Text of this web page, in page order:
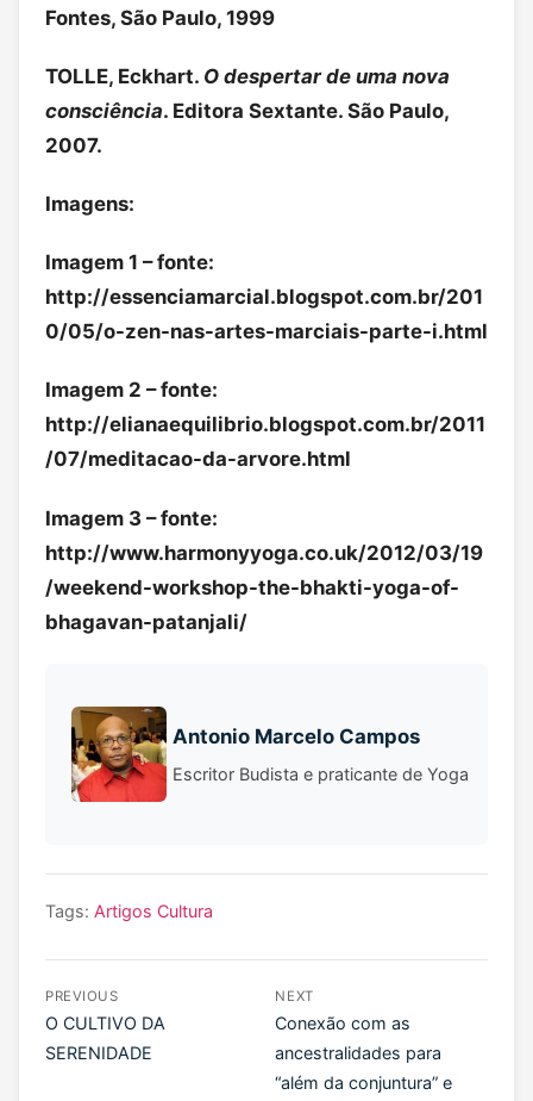
Fontes, São Paulo, 1999
TOLLE, Eckhart. O despertar de uma nova
consciência. Editora Sextante. São Paulo,
2007.
Imagens:
Imagem 1 – fonte:
http://essenciamarcial.blogspot.com.br/201
0/05/o-zen-nas-artes-marciais-parte-i.html
Imagem 2 – fonte:
http://elianaequilibrio.blogspot.com.br/2011
/07/meditacao-da-arvore.html
Imagem 3 – fonte:
http://www.harmonyyoga.co.uk/2012/03/19
/weekend-workshop-the-bhakti-yoga-of-
bhagavan-patanjali/
Antonio Marcelo Campos
Escritor Budista e praticante de Yoga
Tags: Artigos Cultura
PREVIOUS
O CULTIVO DA
SERENIDADE
NEXT
Conexão com as
ancestralidades para
“além da conjuntura” e